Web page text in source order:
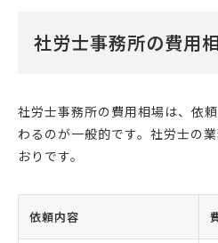
社労士事務所の費用
社労士事務所の費用相場は、依
わるのが一般的です。社労士の
おりです。
依頼内容